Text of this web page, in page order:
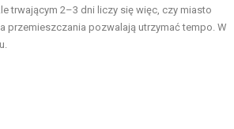
trwającym 2–3 dni liczy się więc, czy miasto
pozwalają utrzymać tempo. W